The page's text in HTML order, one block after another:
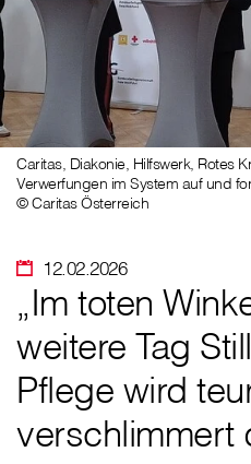
12.02.2026
Caritas, Diakonie, Hilfswerk, Rotes
Verwerfungen im System auf und
© Caritas Österreich
„Im toten
weitere Tag
Pflege wird
verschlimmert